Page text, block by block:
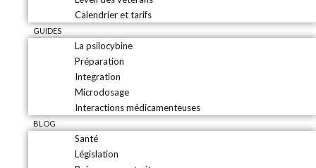
Calendrier et tarifs
GUIDES
La psilocybine
Préparation
Integration
Microdosage
Interactions médicamenteuses
BLOG
Santé
Législation